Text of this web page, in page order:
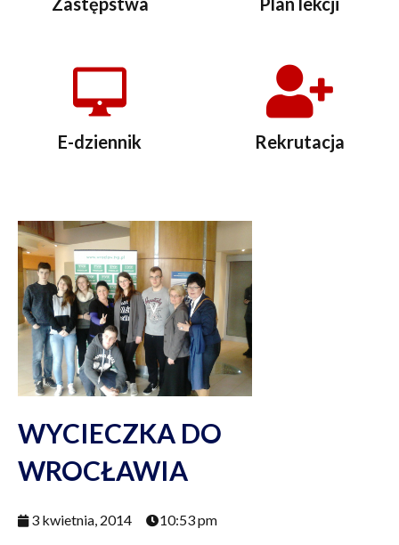
E-dziennik Rekrutacja
WYCIECZKA DO
WROCŁAWIA
3 kwietnia, 2014 10:53 pm